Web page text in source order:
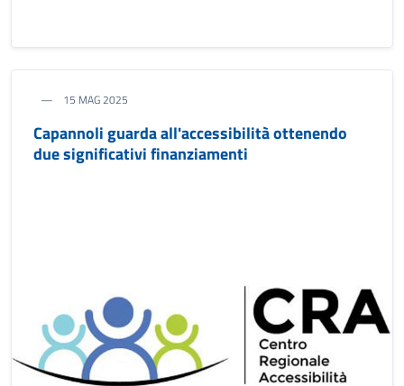
15 MAG 2025
Capannoli guarda all'accessibilità ottenendo
due significativi finanziamenti